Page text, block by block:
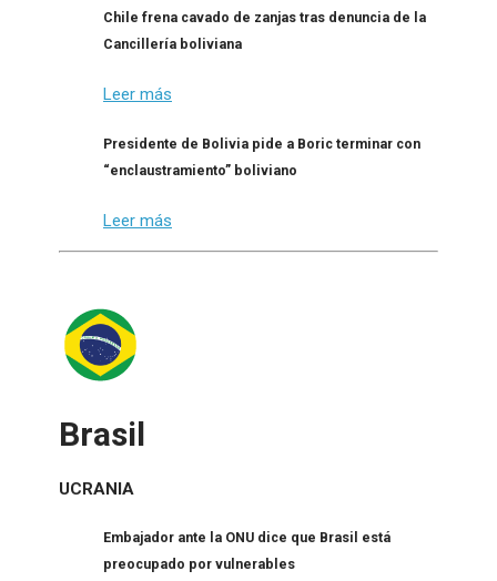
Chile frena cavado de zanjas tras denuncia de la
Cancillería boliviana
Leer más
Presidente de Bolivia pide a Boric terminar con
“enclaustramiento” boliviano
Leer más
Brasil
UCRANIA
Embajador ante la ONU dice que Brasil está
preocupado por vulnerables